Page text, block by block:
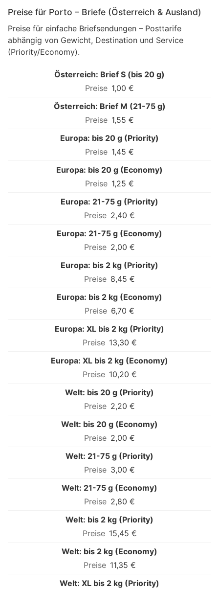
Preise für Porto – Briefe (Österreich & Ausland)
Preise für einfache Briefsendungen – Posttarife
abhängig von Gewicht, Destination und Service
(Priority/Economy).
Österreich: Brief S (bis 20 g)
1,00 €
Österreich: Brief M (21-75 g)
1,55 €
Europa: bis 20 g (Priority)
1,45 €
Europa: bis 20 g (Economy)
1,25 €
Europa: 21-75 g (Priority)
2,40 €
Europa: 21-75 g (Economy)
2,00 €
Europa: bis 2 kg (Priority)
8,45 €
Europa: bis 2 kg (Economy)
6,70 €
Europa: XL bis 2 kg (Priority)
13,30 €
Europa: XL bis 2 kg (Economy)
10,20 €
Welt: bis 20 g (Priority)
2,20 €
Welt: bis 20 g (Economy)
2,00 €
Welt: 21-75 g (Priority)
3,00 €
Welt: 21-75 g (Economy)
2,80 €
Welt: bis 2 kg (Priority)
15,45 €
Welt: bis 2 kg (Economy)
11,35 €
Welt: XL bis 2 kg (Priority)